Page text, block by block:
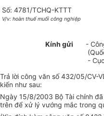
Số: 4781/TCHQ-KTTT
V/v: hoàn thuế muối công nghiệp
Kính gửi
-
-
Trả lời công văn số 432/05/CV-
kiến như sau:
Ngày 15/8/2003 Bộ Tài chính
trên để xử lý vướng mắc trong